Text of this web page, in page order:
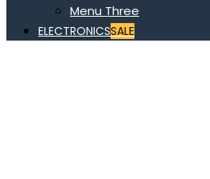
Menu Three
ELECTRONICSSALE